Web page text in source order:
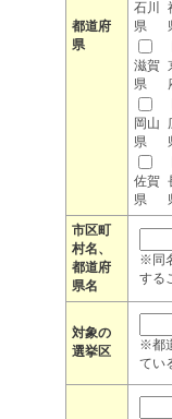
都道府
県
石川
県
滋賀
県
岡山
県
佐賀
県
市区町
村名、
都道府
県名
※同
する
対象の
選挙区
※都
てい